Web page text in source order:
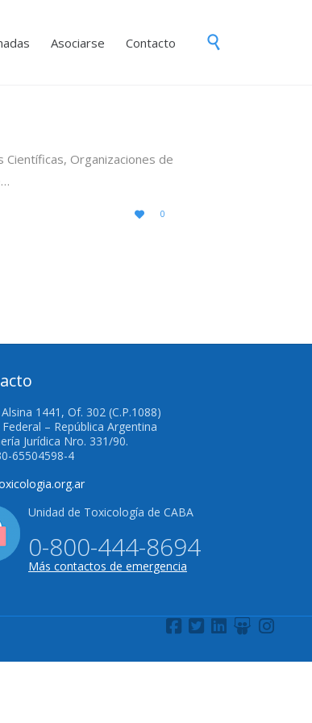
Skip
Asociarse Contacto 
Científicas, Organizaciones de

LOVE
IT
0
1441, Of. 302 (C.P.1088)
– República Argentina
Jurídica Nro. 331/90.
65504598-4
Unidad de Toxicología de CABA
0-800-444-8694
Más contactos de emergencia